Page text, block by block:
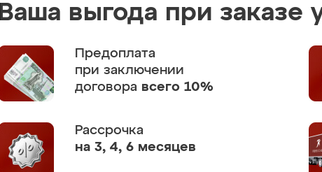
Ваша выгода при заказе
Предоплата
при заключении
договора всего 10%
Рассрочка
на 3, 4, 6 месяцев